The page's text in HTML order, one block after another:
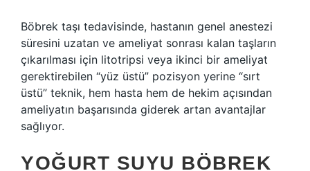
Böbrek taşı tedavisinde, hastanın genel anestezi
süresini uzatan ve ameliyat sonrası kalan taşların
çıkarılması için litotripsi veya ikinci bir ameliyat
gerektirebilen “yüz üstü” pozisyon yerine “sırt
üstü” teknik, hem hasta hem de hekim açısından
ameliyatın başarısında giderek artan avantajlar
sağlıyor.
YOĞURT SUYU BÖBREK